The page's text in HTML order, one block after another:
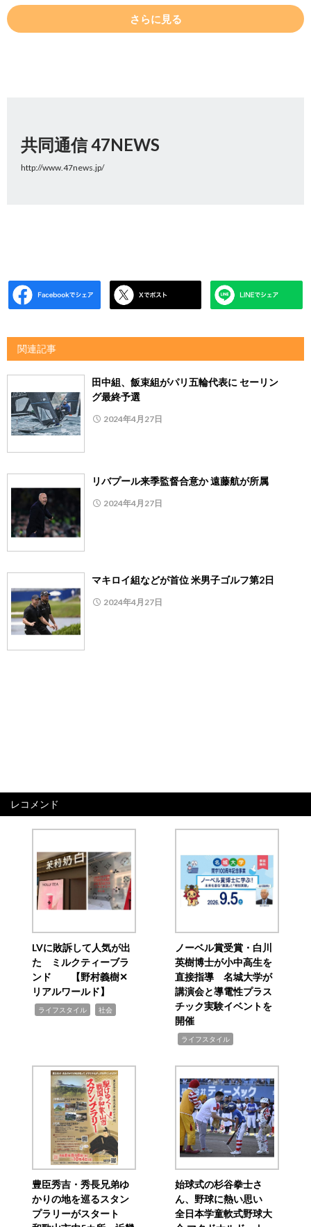
さらに見る
共同通信 47NEWS
http://www.47news.jp/
関連記事
田中組、飯束組がパリ五輪代表に セーリン
グ最終予選
2024年4月27日
リバプール来季監督合意か 遠藤航が所属
2024年4月27日
マキロイ組などが首位 米男子ゴルフ第2日
2024年4月27日
レコメンド
LVに敗訴して人気が出
た ミルクティーブラ
ンド 【野村義樹✕
リアルワールド】
ライフスタイル 社会
ノーベル賞受賞・白川
英樹博士が小中高生を
直接指導 名城大学が
講演会と導電性プラス
チック実験イベントを
開催
ライフスタイル
豊臣秀吉・秀長兄弟ゆ
かりの地を巡るスタン
プラリーがスタート
始球式の杉谷拳士さ
ん、野球に熱い思い
全日本学童軟式野球大